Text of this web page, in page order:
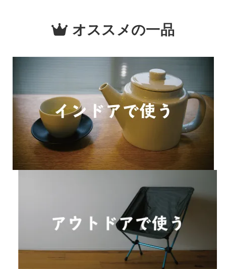
オススメの一品